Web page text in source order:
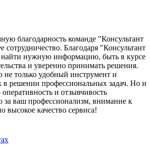
благодарность команде "Консультант
сотрудничество. Благодаря "Консультант
нужную информацию, быть в курсе
и уверенно принимать решения.
не только удобный инструмент и
решении профессиональных задач. Но и
и отзывчивость
за ваш профессионализм, внимание к
высокое качество сервиса!